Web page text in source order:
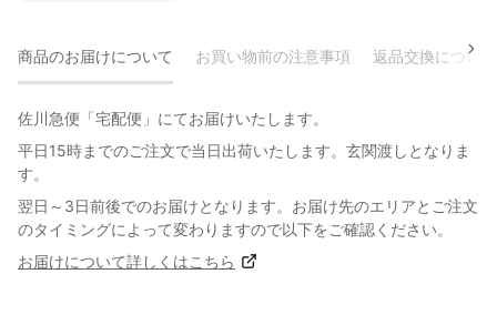
商品のお届けについて お買い物前の注意事項 返品交換について
佐川急便「宅配便」にてお届けいたします。
平日15時までのご注文で当日出荷いたします。玄関渡しとなりま
す。
翌日～3日前後でのお届けとなります。お届け先のエリアとご注文
のタイミングによって変わりますので以下をご確認ください。
お届けについて詳しくはこちら